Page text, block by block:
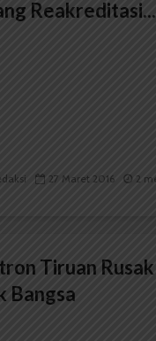
Reakreditasi...
27 Maret 2016 2
Tiruan
Bangsa